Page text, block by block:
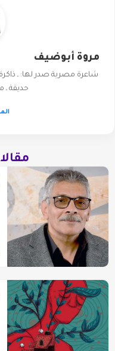
مروة أبوضيف
شاعرة مصرية صدر لها: ـ ذاكرة
حديقة ـ